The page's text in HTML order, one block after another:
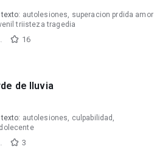
autolesiones, superacion prdida amor
triisteza tragedia
16
de lluvia
autolesiones, culpabilidad,
3